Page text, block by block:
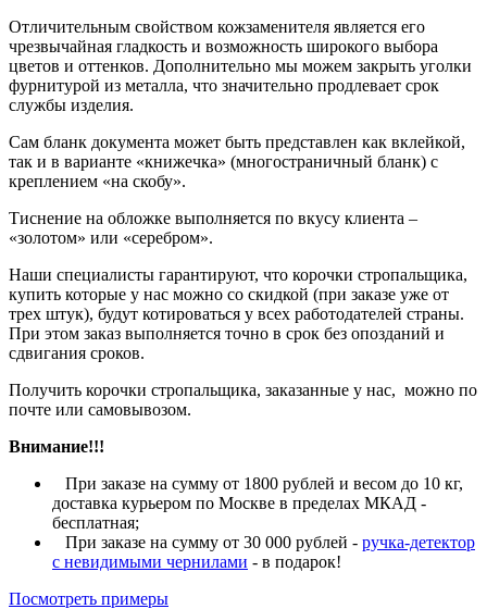
Отличительным свойством кожзаменителя является его
чрезвычайная гладкость и возможность широкого выбора
цветов и оттенков. Дополнительно мы можем закрыть уголки
фурнитурой из металла, что значительно продлевает срок
службы изделия.
Сам бланк документа может быть представлен как вклейкой,
так и в варианте «книжечка» (многостраничный бланк) с
креплением «на скобу».
Тиснение на обложке выполняется по вкусу клиента –
«золотом» или «серебром».
Наши специалисты гарантируют, что корочки стропальщика,
купить которые у нас можно со скидкой (при заказе уже от
трех штук), будут котироваться у всех работодателей страны.
При этом заказ выполняется точно в срок без опозданий и
сдвигания сроков.
Получить корочки стропальщика, заказанные у нас, можно по
почте или самовывозом.
Внимание!!!
При заказе на сумму от 1800 рублей и весом до 10 кг,
доставка курьером по Москве в пределах МКАД -
бесплатная;
При заказе на сумму от 30 000 рублей - ручка-детектор
с невидимыми чернилами - в подарок!
Посмотреть примеры